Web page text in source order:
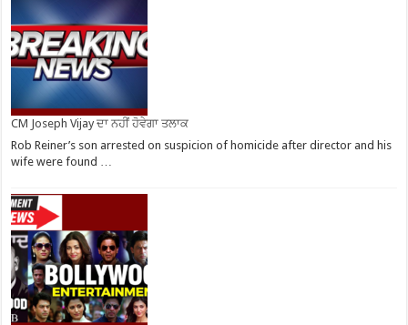
CM Joseph Vijay ਦਾ ਨਹੀਂ ਹੋਵੇਗਾ ਤਲਾਕ
Rob Reiner’s son arrested on suspicion of homicide after director and his
wife were found …